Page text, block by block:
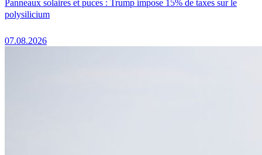
Panneaux solaires et puces : Trump impose 15% de taxes sur le
polysilicium
07.08.2026